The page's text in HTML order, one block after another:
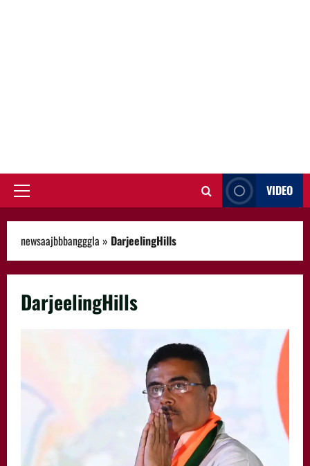
Primary
VIDEO
newsaajbbbangggla » DarjeelingHills
DarjeelingHills